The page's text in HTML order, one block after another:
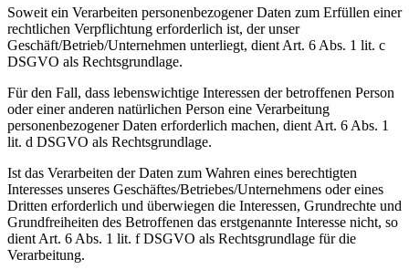
Soweit ein Verarbeiten personenbezogener Daten zum Erfüllen einer
rechtlichen Verpflichtung erforderlich ist, der unser
Geschäft/Betrieb/Unternehmen unterliegt, dient Art. 6 Abs. 1 lit. c
DSGVO als Rechtsgrundlage.
Für den Fall, dass lebenswichtige Interessen der betroffenen Person
oder einer anderen natürlichen Person eine Verarbeitung
personenbezogener Daten erforderlich machen, dient Art. 6 Abs. 1
lit. d DSGVO als Rechtsgrundlage.
Ist das Verarbeiten der Daten zum Wahren eines berechtigten
Interesses unseres Geschäftes/Betriebes/Unternehmens oder eines
Dritten erforderlich und überwiegen die Interessen, Grundrechte und
Grundfreiheiten des Betroffenen das erstgenannte Interesse nicht, so
dient Art. 6 Abs. 1 lit. f DSGVO als Rechtsgrundlage für die
Verarbeitung.